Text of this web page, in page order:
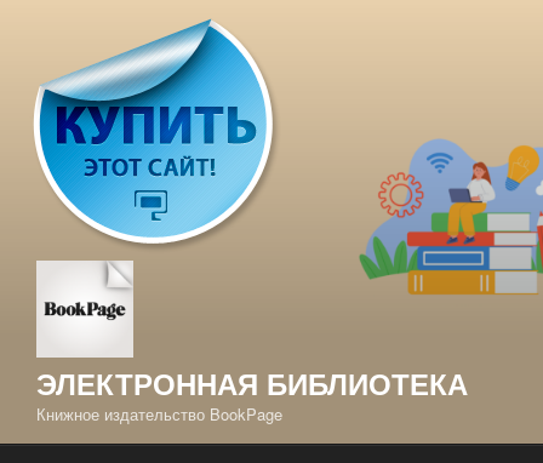
содержимому
ЭЛЕКТРОННАЯ БИБЛИОТЕКА
Книжное издательство BookPage